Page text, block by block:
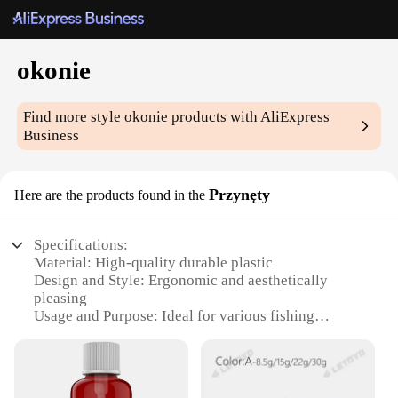
okonie
Find more styleokonie products with AliExpress
Business
Here are the products found in the Przynęty
Specifications:
Material: High-quality durable plastic
Design and Style: Ergonomic and aesthetically
pleasing
Usage and Purpose: Ideal for various fishing
fishing needs
Performance and Property: Designed for optimal